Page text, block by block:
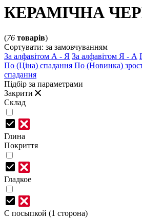
КЕРАМІЧНА
(76 товарів)
Сортувати: за замовчуванням
За алфавітом А - Я За алфавітом Я - А
По (Ціна) спадання По (Новинка)
спадання
Підбір за параметрами
Закрити
Склад
Глина
Покриття
Гладкое
С посыпкой (1 сторона)